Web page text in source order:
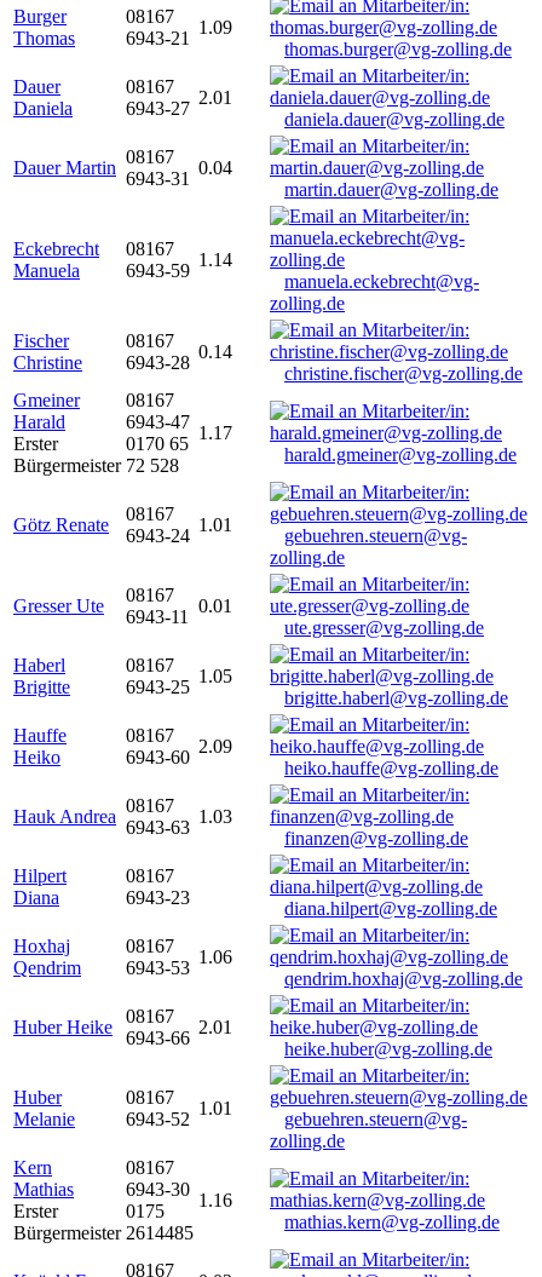
Burger
Thomas
08167
6943-21
1.09
thomas.burger@vg-zolling.de
Dauer
Daniela
08167
6943-27
2.01
daniela.dauer@vg-zolling.de
Dauer Martin
08167
6943-31
0.04
martin.dauer@vg-zolling.de
Eckebrecht
Manuela
08167
6943-59
1.14
manuela.eckebrecht@vg-
zolling.de
Fischer
Christine
08167
6943-28
0.14
christine.fischer@vg-zolling.de
Gmeiner
Harald
Erster
Bürgermeister
08167
6943-47
0170 65
72 528
1.17
harald.gmeiner@vg-zolling.de
Götz Renate
08167
6943-24
1.01
gebuehren.steuern@vg-
zolling.de
Gresser Ute
08167
6943-11
0.01
ute.gresser@vg-zolling.de
Haberl
Brigitte
08167
6943-25
1.05
brigitte.haberl@vg-zolling.de
Hauffe
Heiko
08167
6943-60
2.09
heiko.hauffe@vg-zolling.de
Hauk Andrea
08167
6943-63
1.03
finanzen@vg-zolling.de
Hilpert
Diana
08167
6943-23
diana.hilpert@vg-zolling.de
Hoxhaj
Qendrim
08167
6943-53
1.06
qendrim.hoxhaj@vg-zolling.de
Huber Heike
08167
6943-66
2.01
heike.huber@vg-zolling.de
Huber
Melanie
08167
6943-52
1.01
gebuehren.steuern@vg-
zolling.de
Kern
Mathias
Erster
Bürgermeister
08167
6943-30
0175
2614485
1.16
mathias.kern@vg-zolling.de
08167